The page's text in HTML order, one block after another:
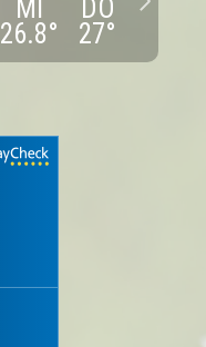
MI
26.8°
DO
27°